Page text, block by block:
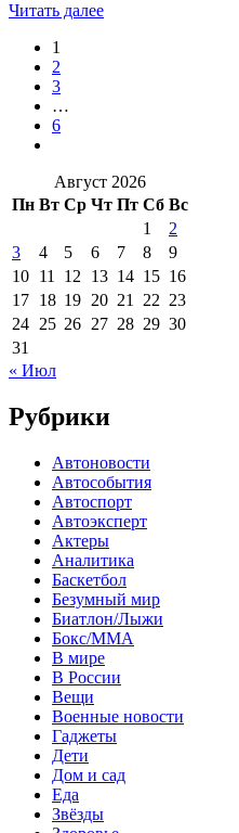
Читать далее
1
2
3
…
6
Август 2026
Пн Вт Ср Чт Пт Сб Вс
1
2
3
4 5 6 7 8
9
10 11 12 13 14 15 16
17 18 19 20 21 22 23
24 25 26 27 28 29 30
31
« Июл
Рубрики
Автоновости
Автособытия
Автоспорт
Автоэксперт
Актеры
Аналитика
Баскетбол
Безумный мир
Биатлон/Лыжи
Бокс/MMA
В мире
В России
Вещи
Военные новости
Гаджеты
Дети
Дом и сад
Еда
Звёзды